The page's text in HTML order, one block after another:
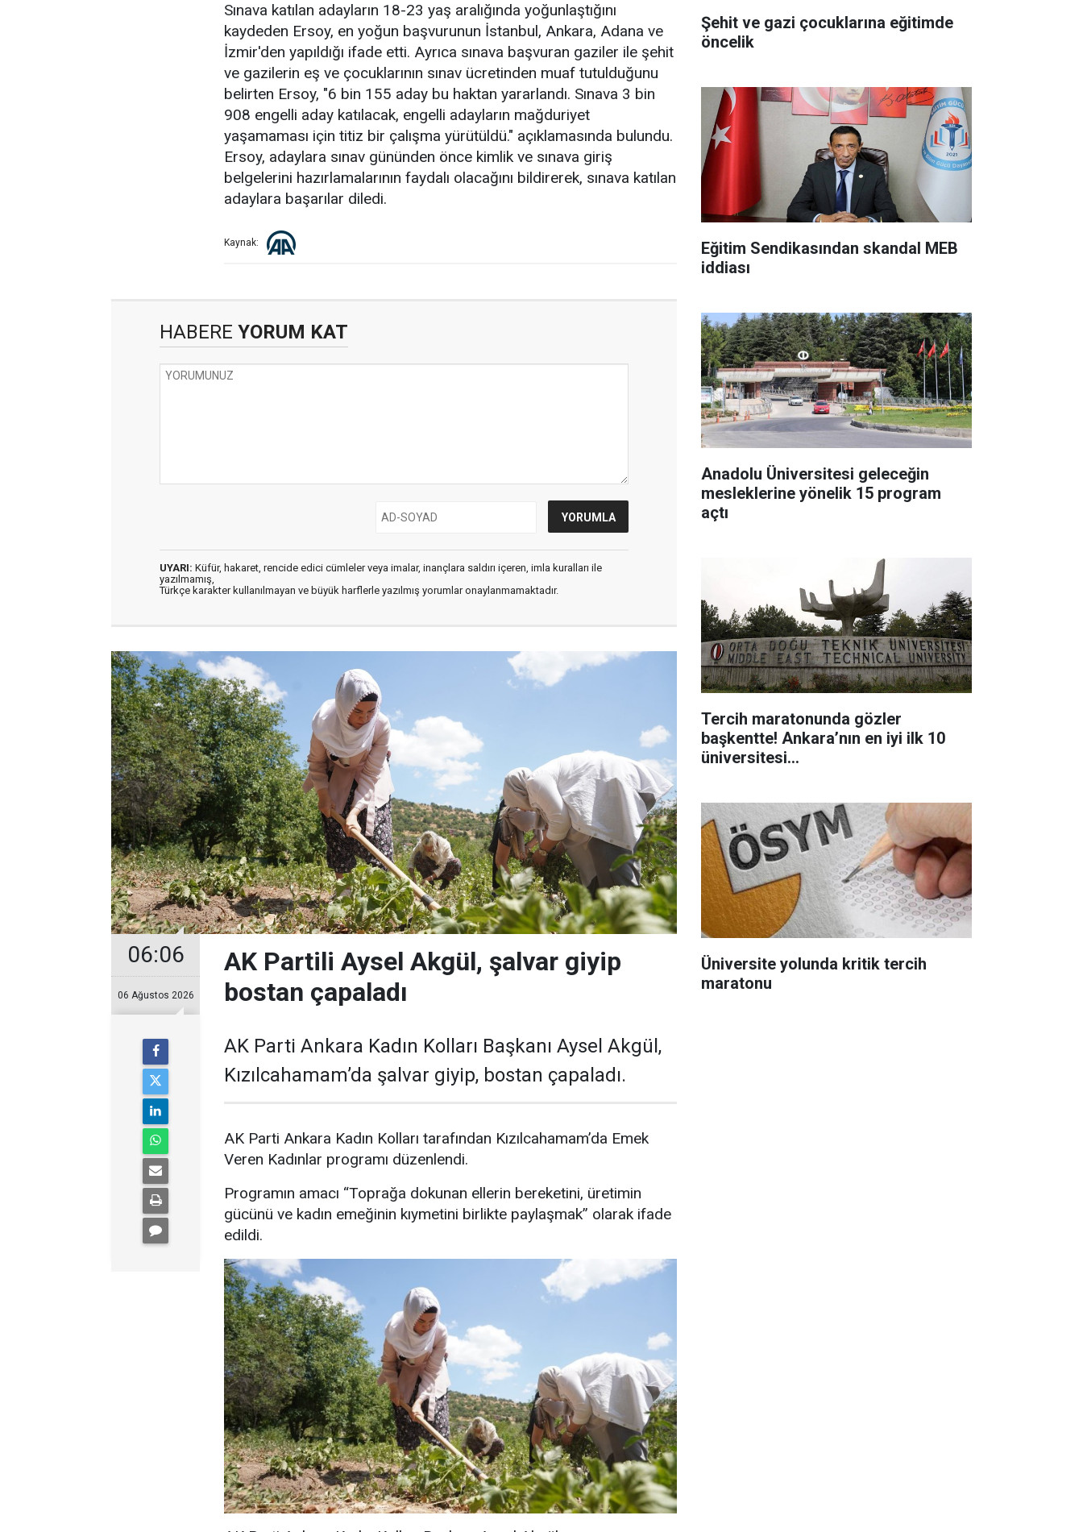
Sınava katılan adayların 18-23 yaş aralığında yoğunlaştığını
kaydeden Ersoy, en yoğun başvurunun İstanbul, Ankara, Adana ve
İzmir'den yapıldığı ifade etti. Ayrıca sınava başvuran gaziler ile şehit
ve gazilerin eş ve çocuklarının sınav ücretinden muaf tutulduğunu
belirten Ersoy, "6 bin 155 aday bu haktan yararlandı. Sınava 3 bin
908 engelli aday katılacak, engelli adayların mağduriyet
yaşamaması için titiz bir çalışma yürütüldü." açıklamasında bulundu.
Ersoy, adaylara sınav gününden önce kimlik ve sınava giriş
belgelerini hazırlamalarının faydalı olacağını bildirerek, sınava katılan
adaylara başarılar diledi.
Kaynak:
HABERE YORUM KAT
UYARI: Küfür, hakaret, rencide edici cümleler veya imalar, inançlara saldırı içeren, imla kuralları ile
yazılmamış,
Türkçe karakter kullanılmayan ve büyük harflerle yazılmış yorumlar onaylanmamaktadır.
06:06
06 Ağustos 2026
AK Partili Aysel Akgül, şalvar giyip
bostan çapaladı
AK Parti Ankara Kadın Kolları Başkanı Aysel Akgül,
Kızılcahamam’da şalvar giyip, bostan çapaladı.
AK Parti Ankara Kadın Kolları tarafından Kızılcahamam’da Emek
Veren Kadınlar programı düzenlendi.
Programın amacı “Toprağa dokunan ellerin bereketini, üretimin
gücünü ve kadın emeğinin kıymetini birlikte paylaşmak” olarak ifade
edildi.
Şehit ve gazi çocuklarına eğitimde
öncelik
Eğitim Sendikasından skandal MEB
iddiası
Anadolu Üniversitesi geleceğin
mesleklerine yönelik 15 program
açtı
Tercih maratonunda gözler
başkentte! Ankara’nın en iyi ilk 10
üniversitesi…
Üniversite yolunda kritik tercih
maratonu